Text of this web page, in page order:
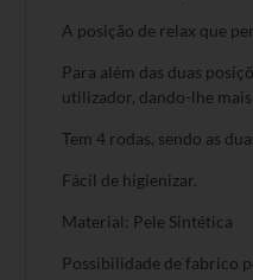
A posição de relax que
Para além das duas
utilizador, dando-lhe mais
Tem 4 rodas, sendo as
Fácil de higienizar.
Material: Pele Sintética
Possibilidade de fabrico